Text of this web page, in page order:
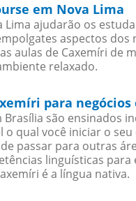
em Nova Lima
Lima ajudarão os
aspectos
aulas de Caxemíri de
relaxado.
para
Brasília são ensinados
o qual você iniciar o
passar para outras
linguísticas
é a língua nativa.